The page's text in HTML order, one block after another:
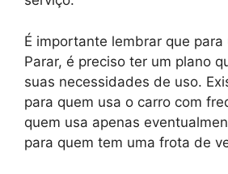
É importante lembrar que para
Parar, é preciso ter um plano
suas necessidades de uso.
para quem usa o carro com
quem usa apenas
para quem tem uma frota de